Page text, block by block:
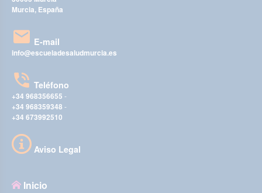
Murcia, España
E-mail
info@escueladesaludmurcia.es
Teléfono
+34 968356655 -
+34 968359348 -
+34 673992510
Aviso Legal
Inicio